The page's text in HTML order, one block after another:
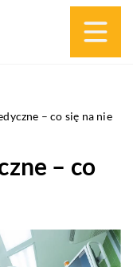
– co się na nie
– co